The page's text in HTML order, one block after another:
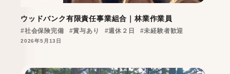
ウッドバンク有限責任事業組合｜林業作業員
#社会保険完備 #賞与あり #週休２日 #未経験者歓迎
2026年5月13日